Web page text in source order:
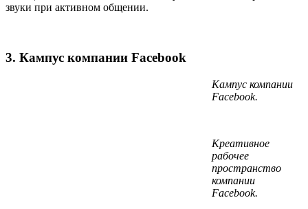
звуки при активном общении.
3. Кампус компании Facebook
Кампус компании
Facebook.
Креативное
рабочее
пространство
компании
Facebook.